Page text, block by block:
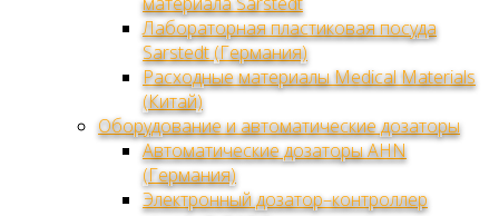
Лабораторная пластиковая посуда
Sarstedt (Германия)
Расходные материалы Medical Materials
(Китай)
Оборудование и автоматические дозаторы
Автоматические дозаторы AHN
(Германия)
Электронный дозатор–контроллер